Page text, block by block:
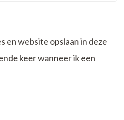
en website opslaan in deze
keer wanneer ik een